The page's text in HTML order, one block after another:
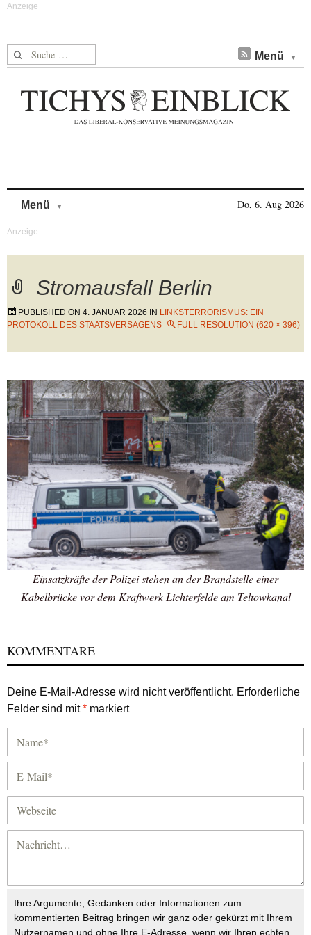
Suche nach: Menü
Menü Do, 6. Aug 2026
Stromausfall Berlin
PUBLISHED ON 4. JANUAR 2026 IN LINKSTERRORISMUS: EIN
PROTOKOLL DES STAATSVERSAGENS
FULL RESOLUTION (620 × 396)
Einsatzkräfte der Polizei stehen an der Brandstelle einer
Kabelbrücke vor dem Kraftwerk Lichterfelde am Teltowkanal
KOMMENTARE
Deine E-Mail-Adresse wird nicht veröffentlicht. Erforderliche
Felder sind mit* markiert
Ihre Argumente, Gedanken oder Informationen zum
kommentierten Beitrag bringen wir ganz oder gekürzt mit Ihrem
Nutzernamen und ohne Ihre E-Adresse, wenn wir Ihren echten